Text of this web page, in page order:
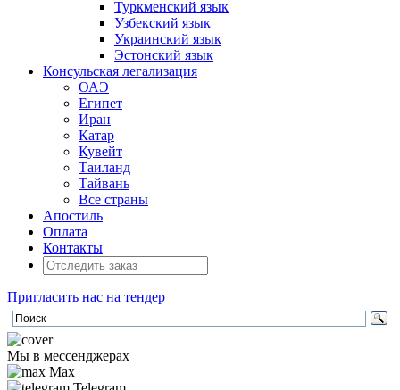
Туркменский язык
Узбекский язык
Украинский язык
Эстонский язык
Консульская легализация
ОАЭ
Египет
Иран
Катар
Кувейт
Таиланд
Тайвань
Все страны
Апостиль
Оплата
Контакты
Пригласить нас на тендер
Мы в мессенджерах
Max